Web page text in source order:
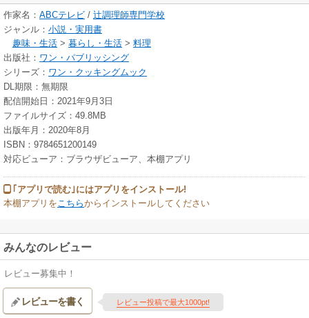
作家名： ABCテレビ / 辻調理師専門学校
ジャンル： 小説・実用書
趣味・生活 > 暮らし・生活 > 料理
出版社： ワン・パブリッシング
シリーズ： ワン・クッキングムック
DL期限：無期限
配信開始日：2021年9月3日
ファイルサイズ：49.8MB
出版年月：2020年8月
ISBN：9784651200149
対応ビューア：ブラウザビューア、本棚アプリ
｢アプリで読む｣にはアプリをインストール!
本棚アプリをこちらからインストールしてください
みんなのレビュー
レビュー募集中！
レビューを書く レビュー投稿で最大1000pt!